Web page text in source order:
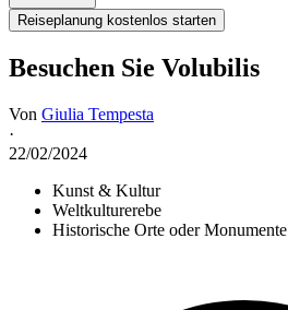
Reiseplanung kostenlos starten
Besuchen Sie Volubilis
Von Giulia Tempesta
·
22/02/2024
Kunst & Kultur
Weltkulturerebe
Historische Orte oder Monumente